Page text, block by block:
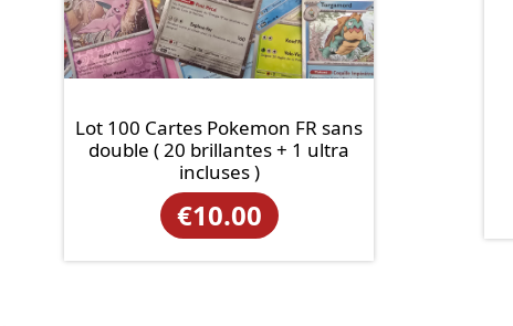
Lot 100 Cartes Pokemon FR sans
double ( 20 brillantes + 1 ultra
incluses )
€10.00